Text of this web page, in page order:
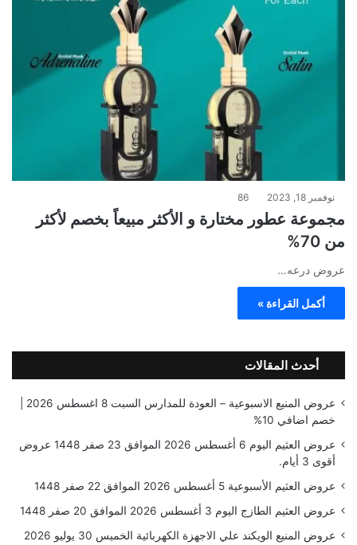
نوفمبر 18, 2023 86
مجموعة عطور مختارة و الأكثر مبيعاً بخصم لأكثر
من 70%
عروض درعه…
أكمل القراءة »
أحدث المقالات
خصم اضافي 10%
عروض العثيم اليوم 6 أغسطس 2026 الموافق 23 صفر 1448 عروض
أقوى 3 أيام.
عروض العثيم الأسبوعية 5 أغسطس 2026 الموافق 22 صفر 1448
عروض العثيم الطازج اليوم 3 أغسطس 2026 الموافق 20 صفر 1448
عروض المنيع الويكند علي الاجهزة الكهربائية الخميس 30 يوليو 2026